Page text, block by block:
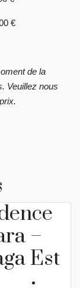
€
de la
Veuillez nous
–
Est